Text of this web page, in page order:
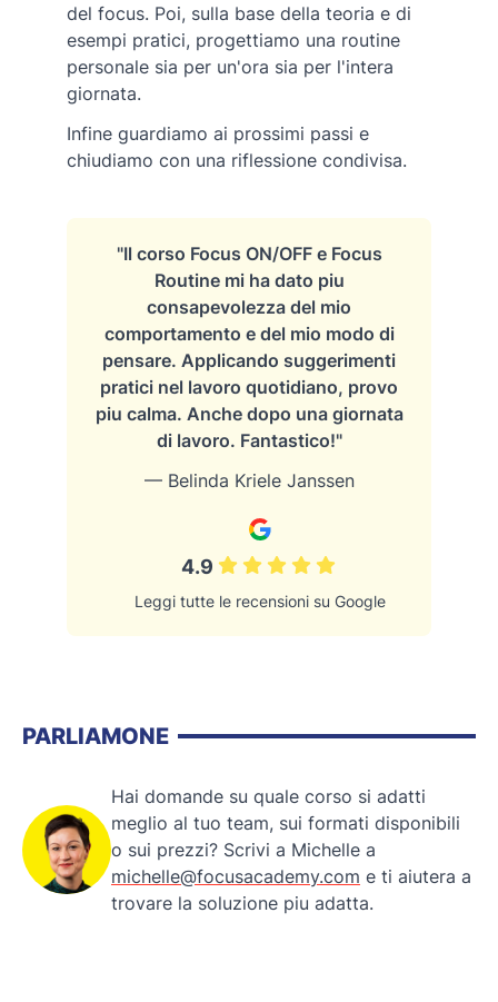
del focus. Poi, sulla base della teoria e di
esempi pratici, progettiamo una routine
personale sia per un'ora sia per l'intera
giornata.
Infine guardiamo ai prossimi passi e
chiudiamo con una riflessione condivisa.
"Il corso Focus ON/OFF e Focus
Routine mi ha dato piu
consapevolezza del mio
comportamento e del mio modo di
pensare. Applicando suggerimenti
pratici nel lavoro quotidiano, provo
piu calma. Anche dopo una giornata
di lavoro. Fantastico!"
— Belinda Kriele Janssen
4.9
Leggi tutte le recensioni su Google
PARLIAMONE
Hai domande su quale corso si adatti
meglio al tuo team, sui formati disponibili
o sui prezzi? Scrivi a Michelle a
michelle@focusacademy.com e ti aiutera a
trovare la soluzione piu adatta.